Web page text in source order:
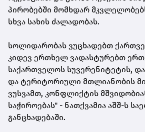
პირობებში მომხდარ
სხვა სახის ძალადობას.
სოლიდარობას ვუცხადებთ
კიდევ ერთხელ ვადასტურებთ
საქართველოს სუვერენიტეტის,
და ტერიტორიული მთლიანობის
ვუსვამთ, კონფლიქტის
საჭიროებას" - ნათქვამია აშშ-ს
განცხადებაში.